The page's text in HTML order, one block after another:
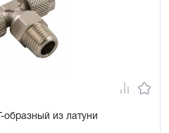
образный из латуни